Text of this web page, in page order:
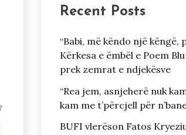
Recent Posts
“Babi, më këndo një
Kërkesa e ëmbël e Poem
prek zemrat e ndjekësve
“Rea jem, asnjeherë nuk
kam me t’përcjell për
BUFI vlerëson Fatos